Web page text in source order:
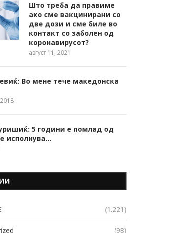
Што треба да правиме
ако сме вакцинирани со
две дози и сме биле во
контакт со заболен од
коронавирусот?
август 11, 2021
Во мене тече македонска
5 години е помлад од
исполнува…
(1.221)
(98)